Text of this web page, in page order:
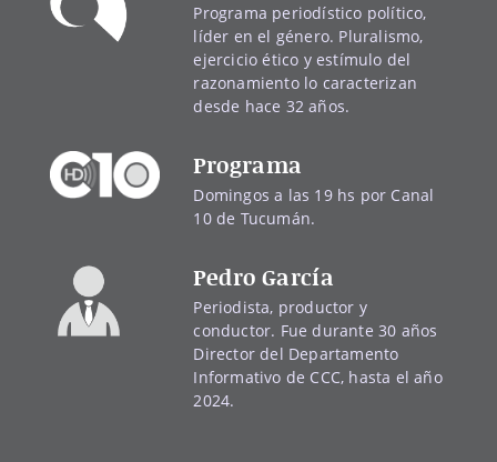
Programa periodístico político,
líder en el género. Pluralismo,
ejercicio ético y estímulo del
razonamiento lo caracterizan
desde hace 32 años.
Programa
Domingos a las 19 hs por Canal
10 de Tucumán.
Pedro García
Periodista, productor y
conductor. Fue durante 30 años
Director del Departamento
Informativo de CCC, hasta el año
2024.